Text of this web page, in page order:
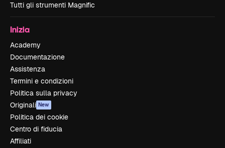
Tutti gli strumenti Magnific
Inizia
Academy
Documentazione
Assistenza
Termini e condizioni
Politica sulla privacy
Originali New
Politica dei cookie
Centro di fiducia
Affiliati